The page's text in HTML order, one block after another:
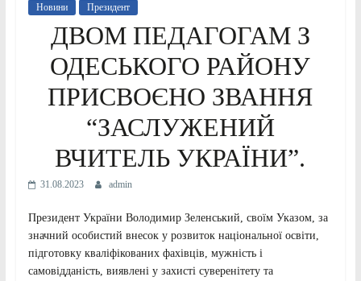
Новини Президент
ДВОМ ПЕДАГОГАМ З
ОДЕСЬКОГО РАЙОНУ
ПРИСВОЄНО ЗВАННЯ
“ЗАСЛУЖЕНИЙ
ВЧИТЕЛЬ УКРАЇНИ”.
31.08.2023 admin
Президент України Володимир Зеленський, своїм Указом, за
значний особистий внесок у розвиток національної освіти,
підготовку кваліфікованих фахівців, мужність і
самовідданість, виявлені у захисті суверенітету та